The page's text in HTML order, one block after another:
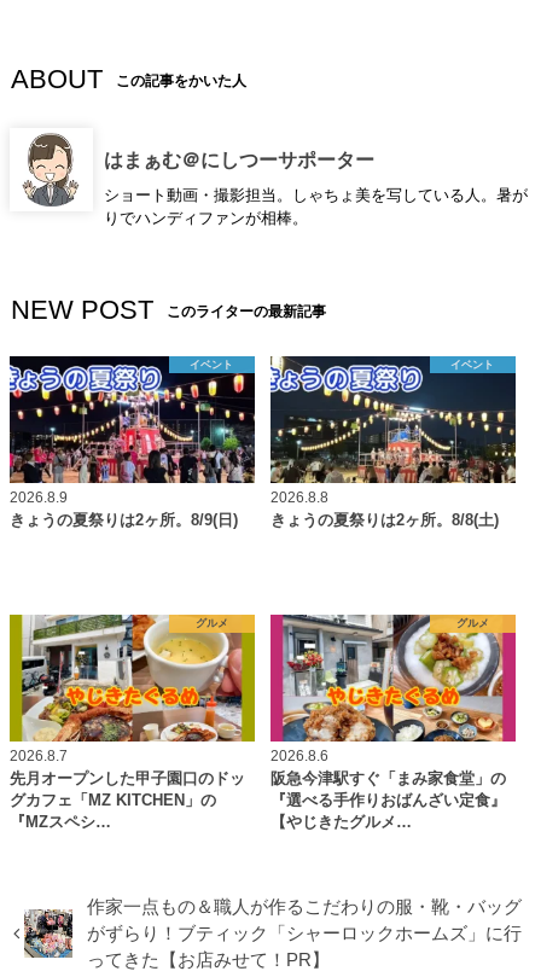
ABOUT この記事をかいた人
はまぁむ＠にしつーサポーター
ショート動画・撮影担当。しゃちょ美を写している人。暑が
りでハンディファンが相棒。
NEW POST このライターの最新記事
イベント
2026.8.9
きょうの夏祭りは2ヶ所。8/9(日)
イベント
2026.8.8
きょうの夏祭りは2ヶ所。8/8(土)
グルメ
2026.8.7
先月オープンした甲子園口のドッ
グカフェ「MZ KITCHEN」の
『MZスペシ…
グルメ
2026.8.6
阪急今津駅すぐ「まみ家食堂」の
『選べる手作りおばんざい定食』
【やじきたグルメ…
作家一点もの＆職人が作るこだわりの服・靴・バッグ
がずらり！ブティック「シャーロックホームズ」に行
ってきた【お店みせて！PR】